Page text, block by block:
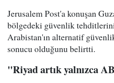
Jerusalem Post'a konuşan
bölgedeki güvenlik
Arabistan'ın alternatif
sonucu olduğunu belirtti.
"Riyad artık yalnızca